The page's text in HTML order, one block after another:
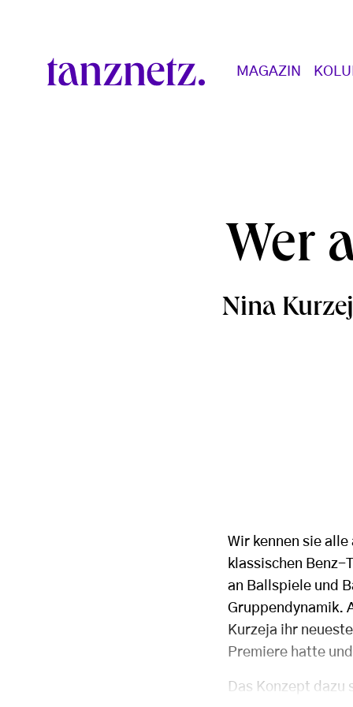
Main navigation
MAGAZIN
Wer
Nina
Wir kennen sie
klassischen Benz-
an Ballspiele und
Gruppendynamik.
Kurzeja ihr
Premiere hatte
Das Konzept dazu